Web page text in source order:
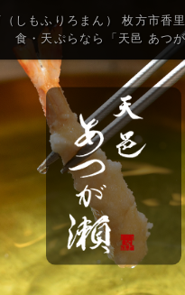
（しもふりろまん） 枚方市香
食・天ぷらなら「天邑 あつ